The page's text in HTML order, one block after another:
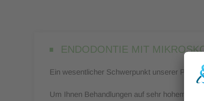
ENDODONTIE MIT
Ein wesentlicher Schwerpunkt unserer
Um Ihnen Behandlungen auf sehr hohem